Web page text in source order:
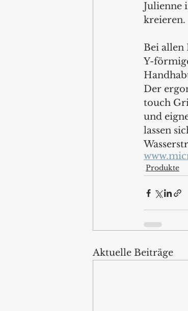
Julienne
kreieren.
Bei allen
Y-
Der
touch
und
lassen
Produkte
Aktuelle Beiträge